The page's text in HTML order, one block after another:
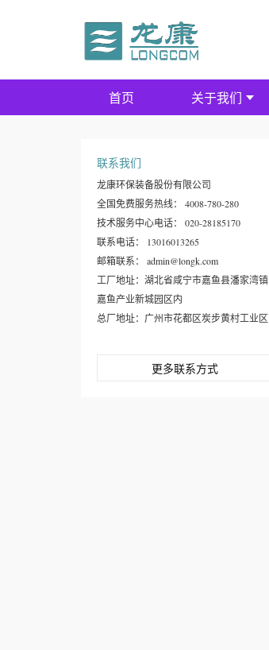
首页 关于我们
联系我们
龙康环保装备股份有限公司
全国免费服务热线： 4008-780-280
技术服务中心电话： 020-28185170
联系电话： 13016013265
邮箱联系： admin@longk.com
工厂地址：湖北省咸宁市嘉鱼县潘家湾镇
嘉鱼产业新城园区内
总厂地址：广州市花都区炭步黄村工业区
更多联系方式